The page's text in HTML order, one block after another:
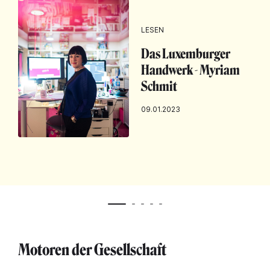
LESEN
Das Luxemburger
Handwerk - Myriam
Schmit
09.01.2023
Motoren der Gesellschaft